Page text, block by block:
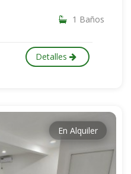
1 Baños
Detalles
En Alquiler